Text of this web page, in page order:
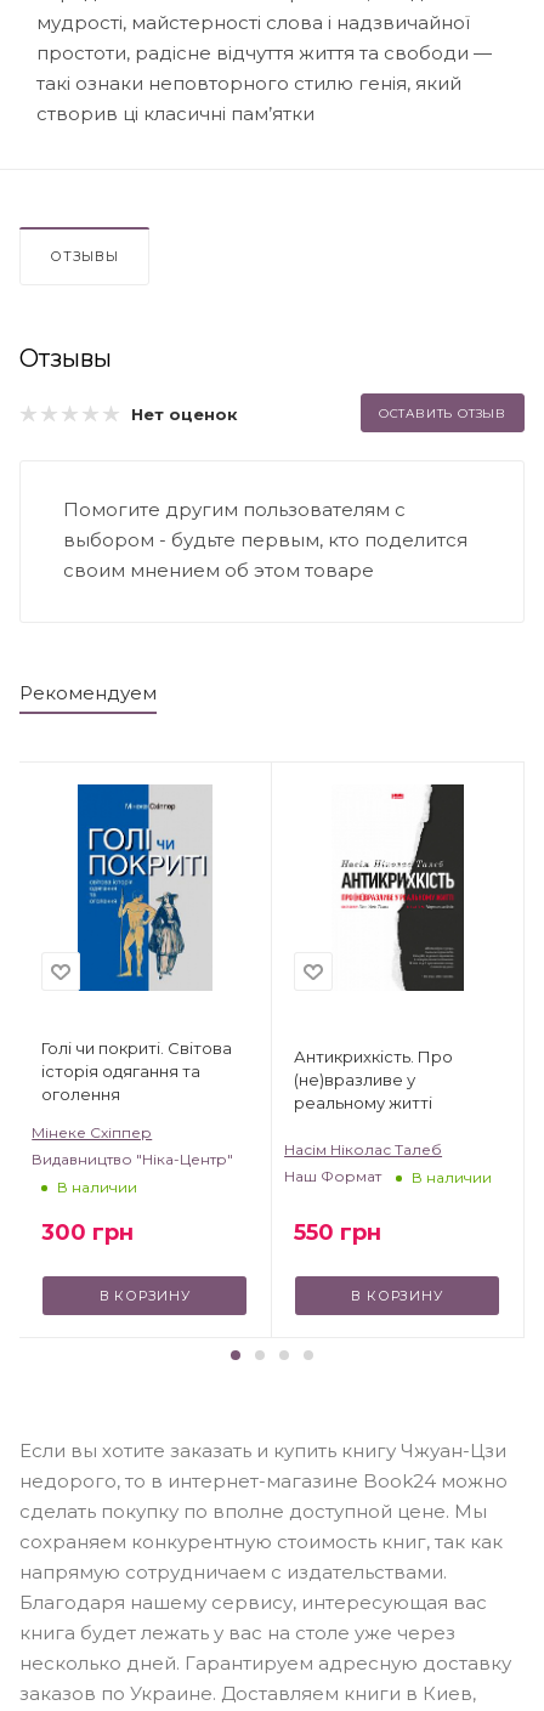
мудрості, майстерності слова і надзвичайної
простоти, радісне відчуття життя та свободи —
такі ознаки неповторного стилю генія, який
створив ці класичні пам’ятки
ОТЗЫВЫ
Отзывы
Нет оценок ОСТАВИТЬ ОТЗЫВ
Помогите другим пользователям с
выбором - будьте первым, кто поделится
своим мнением об этом товаре
Рекомендуем
Голі чи покриті. Світова
історія одягання та
оголення
Мінеке Схіппер
Видавництво "Ніка-Центр"
В наличии
300 грн
В КОРЗИНУ
Антикрихкість. Про
(не)вразливе у
реальному житті
Насім Ніколас Талеб
Наш Формат
В наличии
550 грн
В КОРЗИНУ
Если вы хотите заказать и купить книгу Чжуан-Цзи
недорого, то в интернет-магазине Book24 можно
сделать покупку по вполне доступной цене. Мы
сохраняем конкурентную стоимость книг, так как
напрямую сотрудничаем с издательствами.
Благодаря нашему сервису, интересующая вас
книга будет лежать у вас на столе уже через
несколько дней. Гарантируем адресную доставку
заказов по Украине. Доставляем книги в Киев,